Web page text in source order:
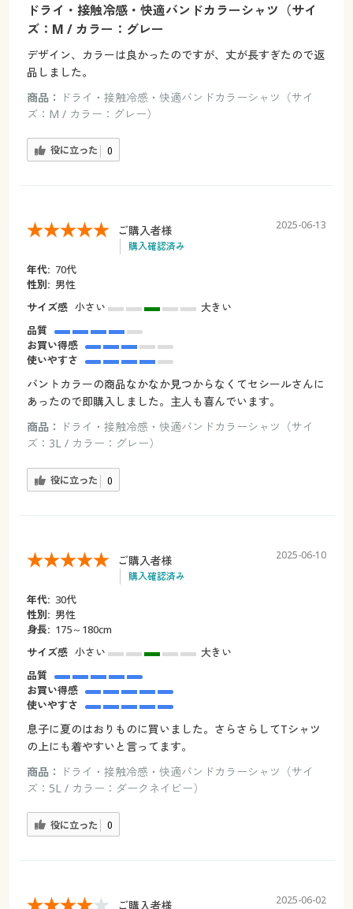
ドライ・接触冷感・快適バンドカラーシャツ（サイ
ズ：M / カラー：グレー
デザイン、カラーは良かったのですが、丈が長すぎたので返
品しました。
商品：
ドライ・接触冷感・快適バンドカラーシャツ（サイ
ズ：M / カラー：グレー）
役に立った 0
ご購入者様
購入確認済み
2025-06-13
年代: 70代
性別: 男性
サイズ感 小さい
大きい
品質
お買い得感
使いやすさ
バントカラーの商品なかなか見つからなくてセシールさんに
あったので即購入しました。主人も喜んでいます。
商品：
ドライ・接触冷感・快適バンドカラーシャツ（サイ
ズ：3L / カラー：グレー）
役に立った 0
ご購入者様
購入確認済み
2025-06-10
年代: 30代
性別: 男性
身長: 175～180cm
サイズ感 小さい
大きい
品質
お買い得感
使いやすさ
息子に夏のはおりものに買いました。さらさらしてTシャツ
の上にも着やすいと言ってます。
商品：
ドライ・接触冷感・快適バンドカラーシャツ（サイ
ズ：5L / カラー：ダークネイビー）
役に立った 0
ご購入者様 2025-06-02